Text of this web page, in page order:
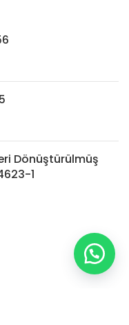
Dönüştürülmüş
1